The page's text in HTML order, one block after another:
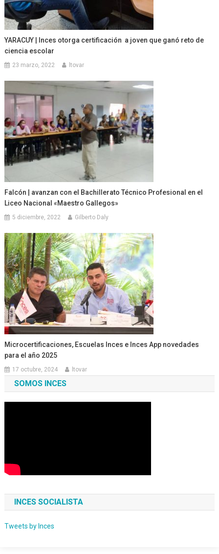
YARACUY | Inces otorga certificación a joven que ganó reto de
ciencia escolar
23 marzo, 2022 ltovar
Falcón | avanzan con el Bachillerato Técnico Profesional en el
Liceo Nacional «Maestro Gallegos»
5 diciembre, 2022 Gilberto Daly
Microcertificaciones, Escuelas Inces e Inces App novedades
para el año 2025
17 octubre, 2024 ltovar
SOMOS INCES
INCES SOCIALISTA
Tweets by Inces